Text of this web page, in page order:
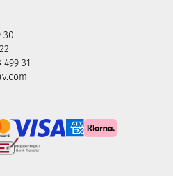
30
31